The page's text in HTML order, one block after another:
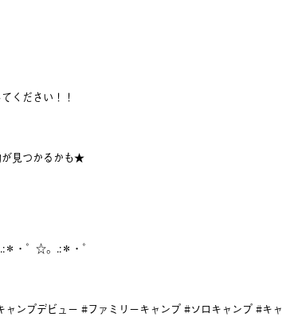
ください！！
が見つかるかも★
・゜☆。.:＊・゜
ンプデビュー #ファミリーキャンプ #ソロキャンプ #キャ